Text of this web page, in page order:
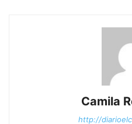
Camila
http://